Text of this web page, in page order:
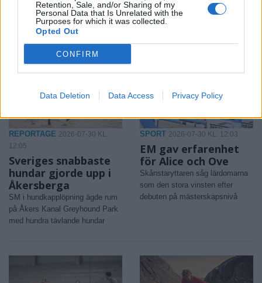
Retention, Sale, and/or Sharing of my
Personal Data that Is Unrelated with the
Purposes for which it was collected.
Opted Out
CONFIRM
Data Deletion Data Access Privacy Policy
Åkersberga när Simon
Hammar ordnar spelevent
REPORTAGE 2026-07-30 KL.
12:05
Sveriges snabbaste
hundar gjorde upp i
Åkersberga
SM i hundkapplöpning ägde rum
på Åkers Kanal Greyhound Park
med hundra tävlande hundar
SPORT 2026-07-30 KL. 12:03
EM gav erfarenhet
för Alice och Ove
Skånstaryttaren såg lärdomarna
som den stora vinsten efter
debuten på mästerskapsnivå